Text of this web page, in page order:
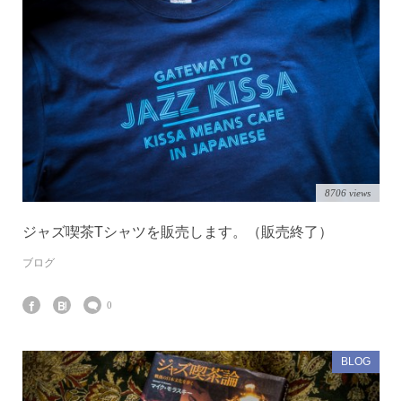
8706 views
ジャズ喫茶Tシャツを販売します。（販売終了）
ブログ
0
BLOG